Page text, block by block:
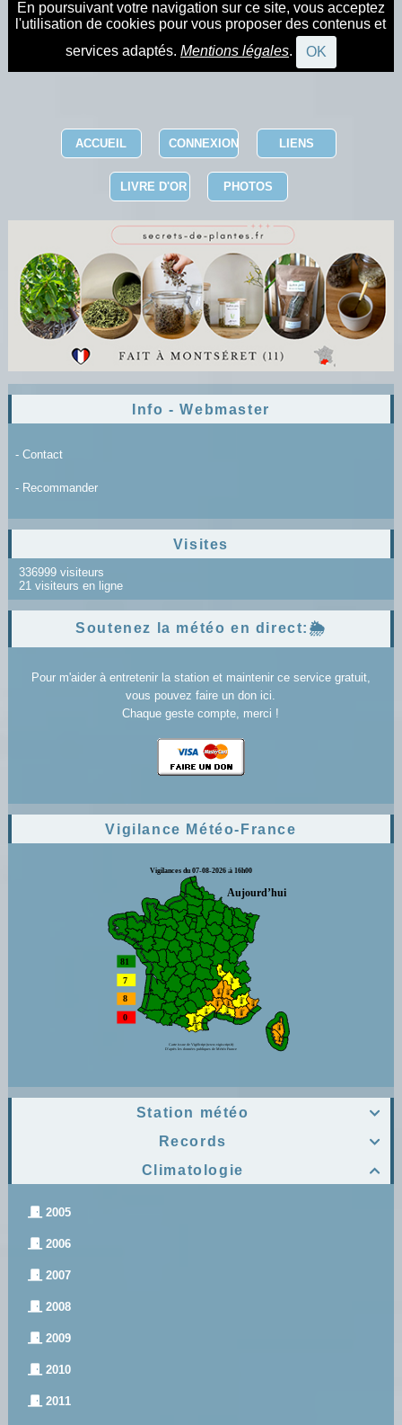
En poursuivant votre navigation sur ce site, vous acceptez
l'utilisation de cookies pour vous proposer des contenus et
services adaptés. Mentions légales. OK
ACCUEIL CONNEXION LIENS
LIVRE D'OR PHOTOS
Info - Webmaster
- Contact
- Recommander
Visites
336999 visiteurs
21 visiteurs en ligne
Soutenez la météo en direct:🌦️
Pour m'aider à entretenir la station et maintenir ce service gratuit,
vous pouvez faire un don ici.
Chaque geste compte, merci !
Vigilance Météo-France

Station météo

Records

Climatologie
2005
2006
2007
2008
2009
2010
2011